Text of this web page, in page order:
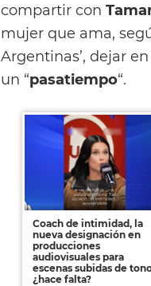
compartir con
mujer que ama,
Argentinas’, dejar
un “pasatiempo“.
Coach de intimidad, la
nueva designación en
producciones
audiovisuales para
escenas subidas de
¿hace falta?